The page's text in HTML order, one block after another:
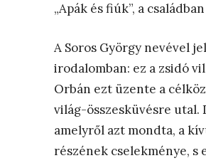
„Apák és fiúk”, a
A Soros György nevével
irodalomban: ez a zsidó
Orbán ezt üzente a
világ-összesküvésre utal.
amelyről azt mondta, a
részének cselekménye, s